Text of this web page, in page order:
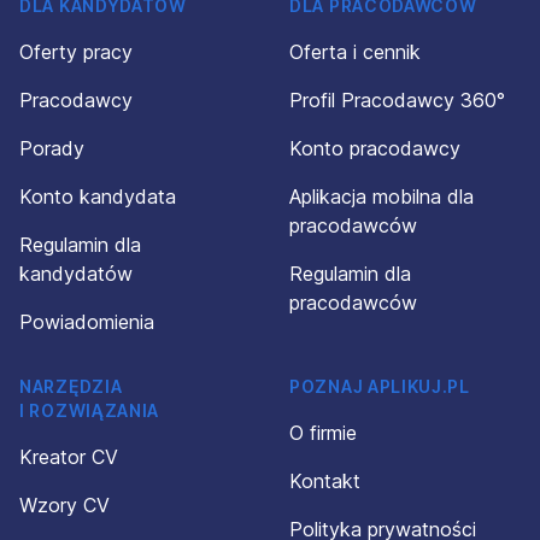
DLA KANDYDATÓW
Oferty pracy
Pracodawcy
Porady
Konto kandydata
Regulamin dla
kandydatów
Powiadomienia
DLA PRACODAWCÓW
Oferta i cennik
Profil Pracodawcy 360°
Konto pracodawcy
Aplikacja mobilna dla
pracodawców
Regulamin dla
pracodawców
NARZĘDZIA
I ROZWIĄZANIA
Kreator CV
Wzory CV
POZNAJ APLIKUJ.PL
O firmie
Kontakt
Polityka prywatności